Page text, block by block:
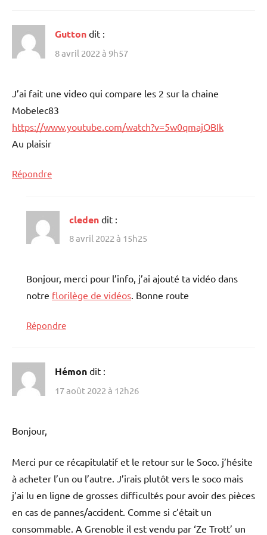
Gutton dit :
8 avril 2022 à 9h57
J’ai fait une video qui compare les 2 sur la chaine
Mobelec83
https://www.youtube.com/watch?v=5w0qmajOBIk
Au plaisir
Répondre
cleden dit :
8 avril 2022 à 15h25
Bonjour, merci pour l’info, j’ai ajouté ta vidéo dans
notre florilège de vidéos. Bonne route
Répondre
Hémon dit :
17 août 2022 à 12h26
Bonjour,
Merci pur ce récapitulatif et le retour sur le Soco. j’hésite
à acheter l’un ou l’autre. J’irais plutôt vers le soco mais
j’ai lu en ligne de grosses difficultés pour avoir des pièces
en cas de pannes/accident. Comme si c’était un
consommable. A Grenoble il est vendu par ‘Ze Trott’ un